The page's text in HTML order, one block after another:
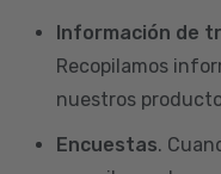
Información de
Recopilamos
nuestros
Encuestas.